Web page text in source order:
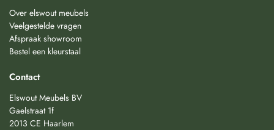
Over elswout meubels
Veelgestelde vragen
Afspraak showroom
Bestel een kleurstaal
Contact
Elswout Meubels BV
Gaelstraat 1f
2013 CE Haarlem